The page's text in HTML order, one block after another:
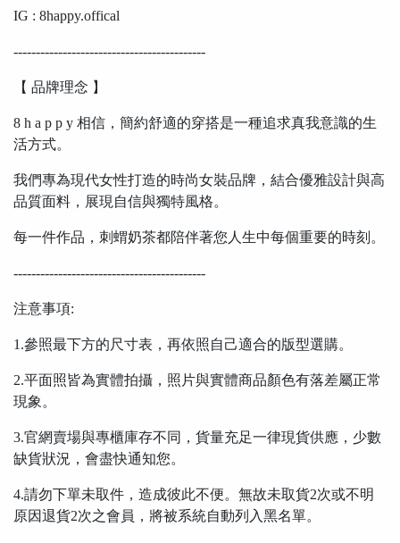
IG : 8happy.offical
-------------------------------------------
【 品牌理念 】
8 h a p p y 相信，簡約舒適的穿搭是一種追求真我意識的生
活方式。
我們專為現代女性打造的時尚女裝品牌，結合優雅設計與高
品質面料，展現自信與獨特風格。
每一件作品，刺蝟奶茶都陪伴著您人生中每個重要的時刻。
-------------------------------------------
注意事項:
1.參照最下方的尺寸表，再依照自己適合的版型選購。
2.平面照皆為實體拍攝，照片與實體商品顏色有落差屬正常
現象。
3.官網賣場與專櫃庫存不同，貨量充足一律現貨供應，少數
缺貨狀況，會盡快通知您。
4.請勿下單未取件，造成彼此不便。無故未取貨2次或不明
原因退貨2次之會員，將被系統自動列入黑名單。